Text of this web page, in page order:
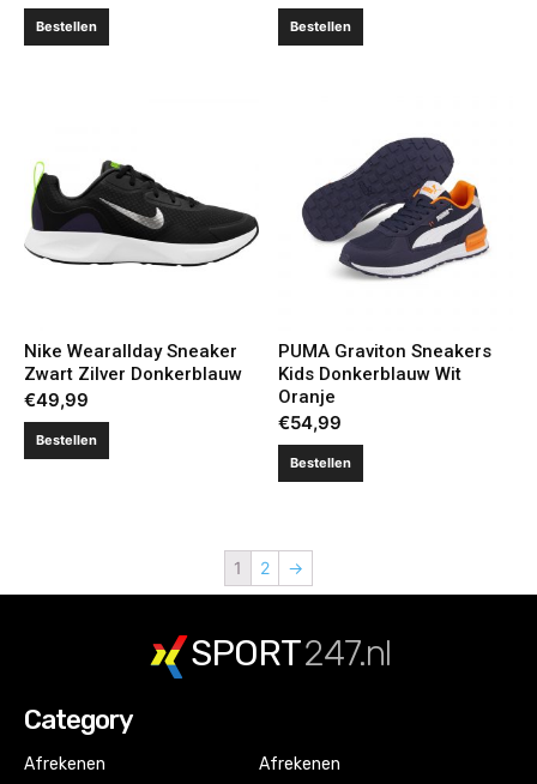
Bestellen Bestellen
Nike Wearallday Sneaker
Zwart Zilver Donkerblauw
€49,99
Bestellen
PUMA Graviton Sneakers
Kids Donkerblauw Wit
Oranje
€54,99
Bestellen
1 2 →
SPORT247.nl
Category
Afrekenen
Afrekenen